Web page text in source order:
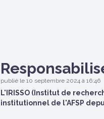
publié le 10 septembre 2024 à 16:46
L'IRISSO (Institut de
institutionnel de l'AFSP